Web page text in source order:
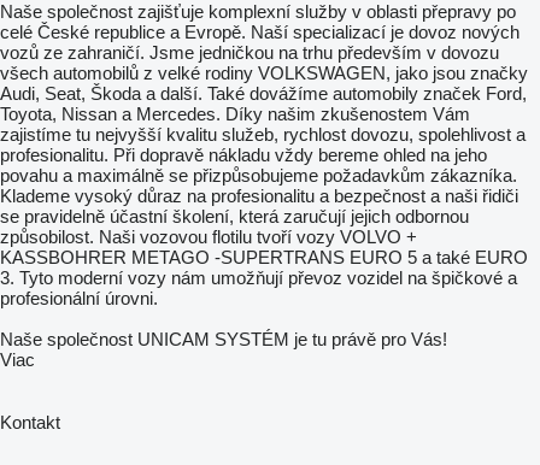
Naše společnost zajišťuje komplexní služby v oblasti přepravy po
celé České republice a Evropě. Naší specializací je dovoz nových
vozů ze zahraničí. Jsme jedničkou na trhu především v dovozu
všech automobilů z velké rodiny VOLKSWAGEN, jako jsou značky
Audi, Seat, Škoda a další. Také dovážíme automobily značek Ford,
Toyota, Nissan a Mercedes. Díky našim zkušenostem Vám
zajistíme tu nejvyšší kvalitu služeb, rychlost dovozu, spolehlivost a
profesionalitu. Při dopravě nákladu vždy bereme ohled na jeho
povahu a maximálně se přizpůsobujeme požadavkům zákazníka.
Klademe vysoký důraz na profesionalitu a bezpečnost a naši řidiči
se pravidelně účastní školení, která zaručují jejich odbornou
způsobilost. Naši vozovou flotilu tvoří vozy VOLVO +
KASSBOHRER METAGO -SUPERTRANS EURO 5 a také EURO
3. Tyto moderní vozy nám umožňují převoz vozidel na špičkové a
profesionální úrovni.
Naše společnost UNICAM SYSTÉM je tu právě pro Vás!
Viac
Kontakt